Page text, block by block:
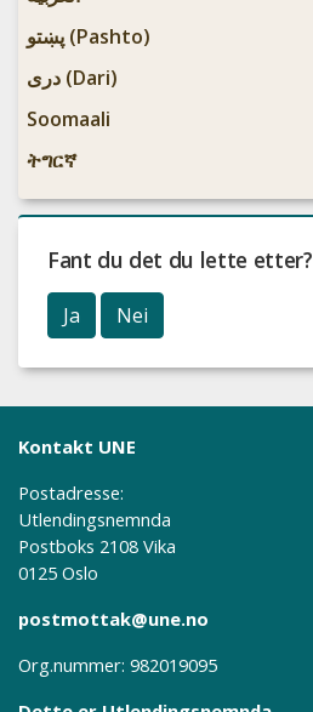
پښتو (Pashto)
دری (Dari)
Soomaali
ትግርኛ
Fant du det du lette etter?
Ja Nei
Kontakt UNE
Postadresse:
Utlendingsnemnda
Postboks 2108 Vika
0125 Oslo
postmottak@une.no
Org.nummer: 982019095